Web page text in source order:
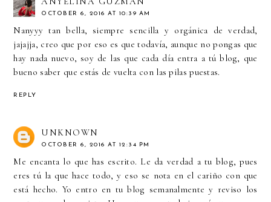
OCTOBER 6, 2016 AT 10:39 AM
Nanyyy tan bella, siempre sencilla y orgánica de verdad,
jajajja, creo que por eso es que todavía, aunque no pongas que
hay nada nuevo, soy de las que cada día entra a tú blog, que
bueno saber que estás de vuelta con las pilas puestas.
REPLY
UNKNOWN
OCTOBER 6, 2016 AT 12:34 PM
Me encanta lo que has escrito. Le da verdad a tu blog, pues
eres tú la que hace todo, y eso se nota en el cariño con que
está hecho. Yo entro en tu blog semanalmente y reviso los